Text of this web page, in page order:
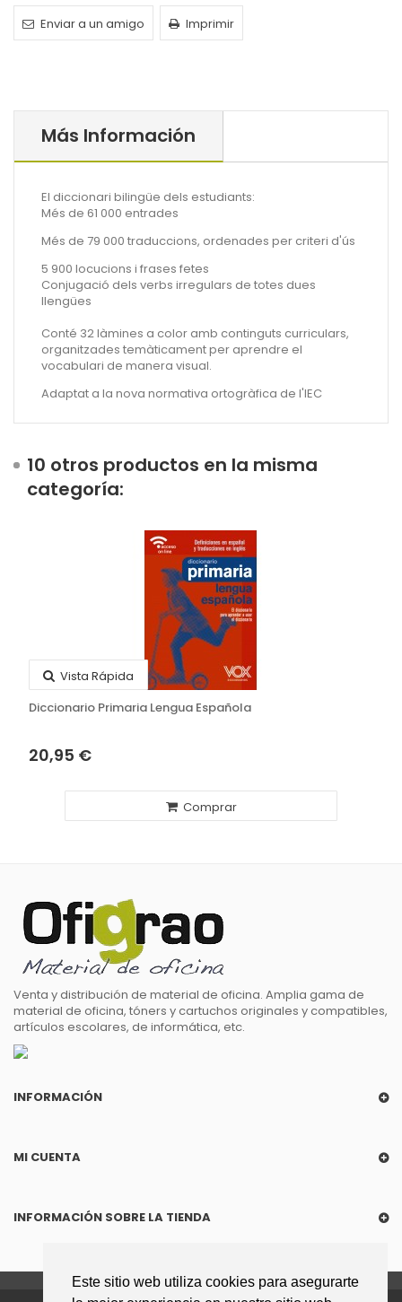
Este sitio web utiliza cookies para asegurarte
Enviar a un amigo Imprimir
Más Información
El diccionari bilingüe dels estudiants:
Més de 61 000 entrades
Més de 79 000 traduccions, ordenades per criteri d'ús
5 900 locucions i frases fetes
Conjugació dels verbs irregulars de totes dues
llengües
Conté 32 làmines a color amb continguts curriculars,
organitzades temàticament per aprendre el
vocabulari de manera visual.
Adaptat a la nova normativa ortogràfica de l'IEC
10 otros productos en la misma
categoría:
Vista Rápida
Diccionario Primaria Lengua Española
20,95 €
Comprar
Venta y distribución de material de oficina. Amplia gama de
material de oficina, tóners y cartuchos originales y compatibles,
artículos escolares, de informática, etc.
INFORMACIÓN
MI CUENTA
INFORMACIÓN SOBRE LA TIENDA